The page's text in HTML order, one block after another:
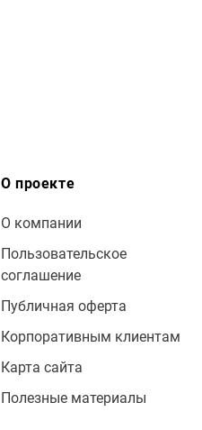
О проекте
О компании
Пользовательское
соглашение
Публичная оферта
Корпоративным клиентам
Карта сайта
Полезные материалы